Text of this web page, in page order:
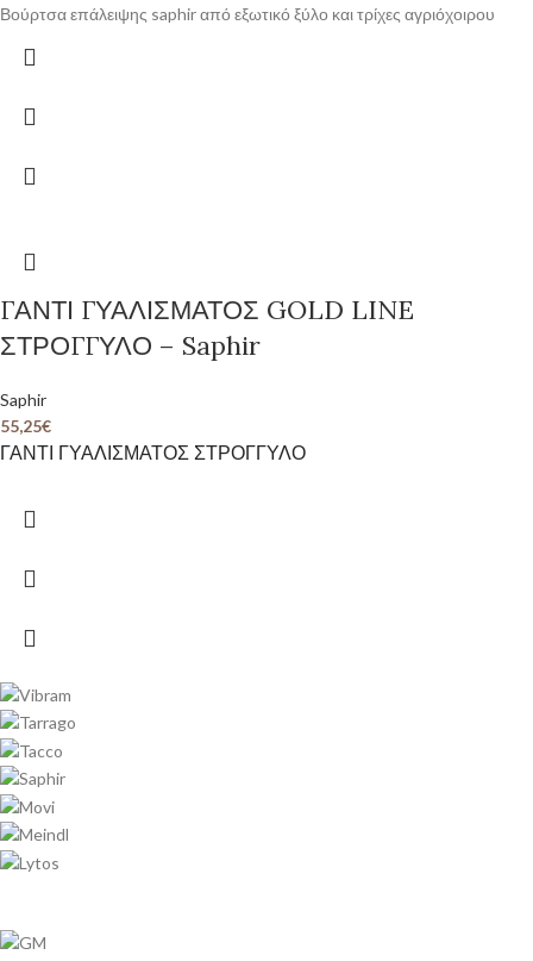
Βούρτσα επάλειψης saphir από εξωτικό ξύλο και τρίχες αγριόχοιρου
ΓΑΝΤΙ ΓΥΑΛΙΣΜΑΤΟΣ GOLD LINE
ΣΤΡΟΓΓΥΛΟ – Saphir
Saphir
55,25€
ΓΑΝΤΙ ΓΥΑΛΙΣΜΑΤΟΣ ΣΤΡΟΓΓΥΛΟ